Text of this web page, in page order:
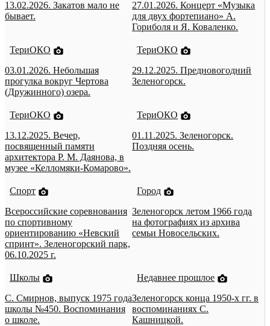
13.02.2026. Закатов мало не
бывает.
27.01.2026. Концерт «Музыка
для двух фортепиано» А.
Гориболя и Я. Коваленко.
ТериОКО
03.01.2026. Небольшая
прогулка вокруг Чертова
(Дружинного) озера.
ТериОКО
29.12.2025. Предновогодний
Зеленогорск.
ТериОКО
13.12.2025. Вечер,
посвященный памяти
архитектора Р. М. Даянова, в
музее «Келломяки-Комарово».
ТериОКО
01.11.2025. Зеленогорск.
Поздняя осень.
Спорт
Всероссийские соревнования
по спортивному
ориентированию «Невский
спринт». Зеленогорский парк,
06.10.2025 г.
Город
Зеленогорск летом 1966 года
на фотографиях из архива
семьи Новосельских.
Школы
С. Смирнов, выпуск 1975 года
школы №450. Воспоминания
о школе.
Недавнее прошлое
Зеленогорск конца 1950-х гг. в
воспоминаниях С.
Кашницкой.